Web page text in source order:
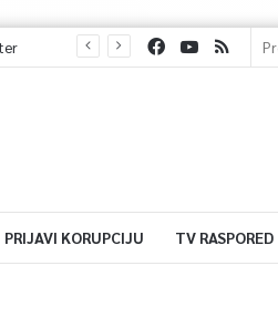
PRIJAVI KORUPCIJU TV RASPORED